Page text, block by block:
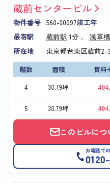
蔵前センタービル
物件番号 560-00097竣工年
最寄駅
蔵前駅 1分 、 浅草
所在地
東京都台東区蔵前2-
階数 面積 賃料
4
30.79坪
5 30.79坪
このビルに
お電話で